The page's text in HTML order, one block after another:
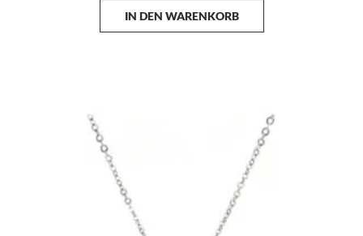
IN DEN WARENKORB